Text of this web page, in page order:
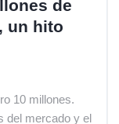
de
un hito
10 millones.
del mercado y el